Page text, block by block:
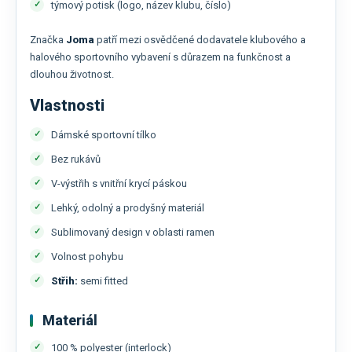
týmový potisk (logo, název klubu, číslo)
Značka Joma patří mezi osvědčené dodavatele klubového a
halového sportovního vybavení s důrazem na funkčnost a
dlouhou životnost.
Vlastnosti
Dámské sportovní tílko
Bez rukávů
V-výstřih s vnitřní krycí páskou
Lehký, odolný a prodyšný materiál
Sublimovaný design v oblasti ramen
Volnost pohybu
Střih: semi fitted
Materiál
100 % polyester (interlock)